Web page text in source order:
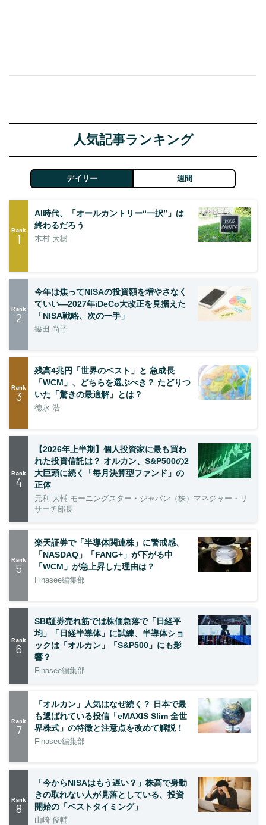
人気記事ランキング
デイリー 週間
Rank
1
AI時代、「オールカントリー“一択”」は
終わるだろう
木村 大樹
Rank
2
今年は焦ってNISAの投資額を増やさなく
ていい―2027年iDeCo大改正を見据えた
「NISA戦略、次の一手」
篠田 尚子
Rank
3
残高4兆円「世界のベスト」と 急成長
「WCM」、どちらを選ぶべき？ たどりつ
いた「驚きの最適解」とは？
徳永 浩
Rank
4
【2026年上半期】個人投資家に最も買わ
れた投資信託は？ オルカン、S&P500の2
大巨頭に続く「毎月決算型ファンド」の
正体
元利 大輔 モーニングスター・ジャパン（株）マネジャー・リ
サーチ部長
Rank
5
楽天証券で「半導体関連株」に警戒感、
「NASDAQ」「FANG+」が下がる中
「WCM」が急上昇した理由は？
Finasee編集部
Rank
6
SBI証券売れ筋では株価急落で「日経平
均」「日経半導体」に試練、半導体ショ
ックは「オルカン」「S&P500」にも影
響？
Finasee編集部
Rank
7
「オルカン」人気はなぜ続く？ 日本で最
も選ばれている投信「eMAXIS Slim 全世
界株式」の特徴と注意点を改めて解説！
Finasee編集部
Rank
8
「今からNISAはもう遅い？」株高で身動
きの取れない人が見落としている、投資
開始の「ベストタイミング」
山崎 俊輔